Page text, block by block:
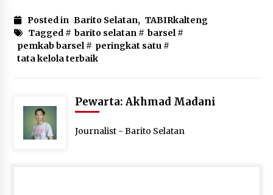
Posted in Barito Selatan, TABIRkalteng
Tagged # barito selatan # barsel#
pemkab barsel# peringkat satu #
tata kelola terbaik
Pewarta: Akhmad Madani
Journalist - Barito Selatan